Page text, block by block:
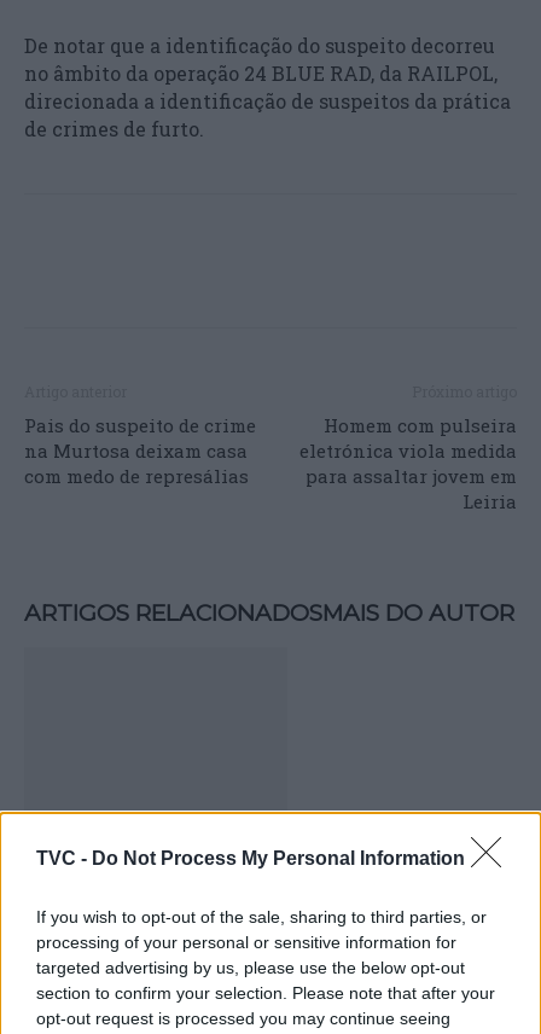
TVC - Do Not Process My Personal Information
If you wish to opt-out of the sale, sharing to third parties, or
processing of your personal or sensitive information for
targeted advertising by us, please use the below opt-out
section to confirm your selection. Please note that after your
opt-out request is processed you may continue seeing
De notar que a identificação do suspeito decorreu
no âmbito da operação 24 BLUE RAD, da RAILPOL,
direcionada a identificação de suspeitos da prática
de crimes de furto.
Pais do suspeito de crime
na Murtosa deixam casa
com medo de represálias
Homem com pulseira
eletrónica viola medida
para assaltar jovem em
Leiria
ARTIGOS RELACIONADOSMAIS DO AUTOR
Deputados do PSD saúdam Banda
Sinfónica da ARMAB pelo 1º lugar no
certame internacional de Valência